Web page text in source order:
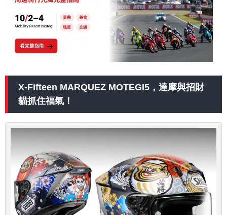
X-Fifteen MARQUEZ MOTEGI5，達摩與招財
貓抓住福氣！